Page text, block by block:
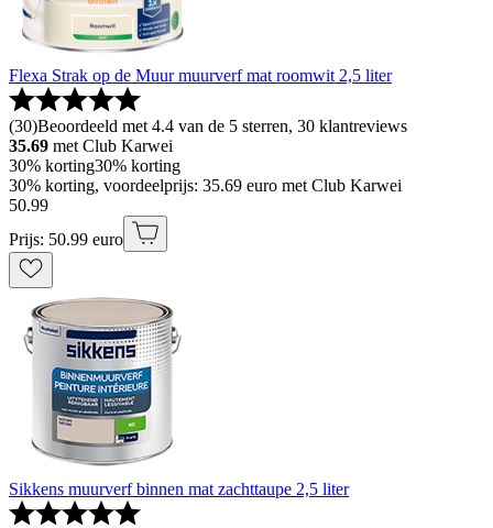
Flexa Strak op de Muur muurverf mat roomwit 2,5 liter
(30)Beoordeeld met 4.4 van de 5 sterren, 30 klantreviews
35.69 met Club Karwei
30% korting30% korting
30% korting, voordeelprijs: 35.69 euro met Club Karwei
50.99
Prijs: 50.99 euro
Sikkens muurverf binnen mat zachttaupe 2,5 liter